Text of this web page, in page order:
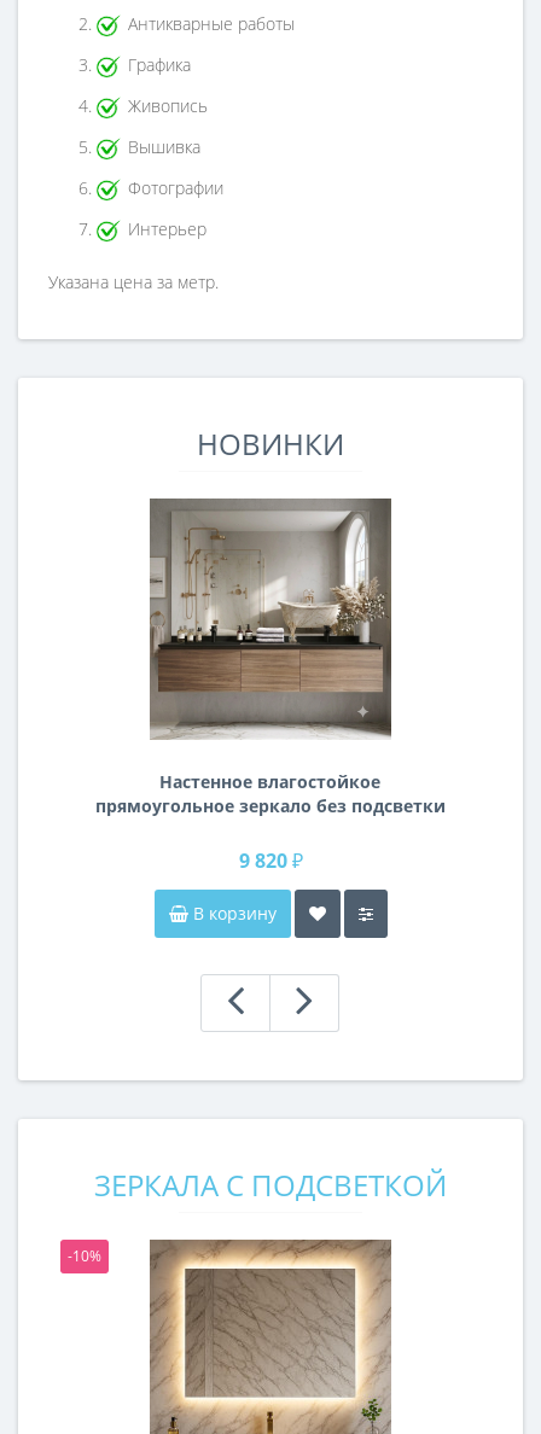
Антикварные работы
Графика
Живопись
Вышивка
Фотографии
Интерьер
Указана цена за метр.
НОВИНКИ
Настенное влагостойкое
прямоугольное зеркало без подсветки
9 820 ₽
В корзину
ЗЕРКАЛА С ПОДСВЕТКОЙ
-10%